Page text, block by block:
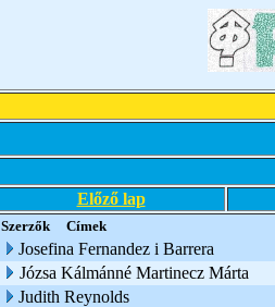
Előző lap
Szerzők Címek
Josefina Fernandez i Barrera
Józsa Kálmánné Martinecz Márta
Judith Reynolds